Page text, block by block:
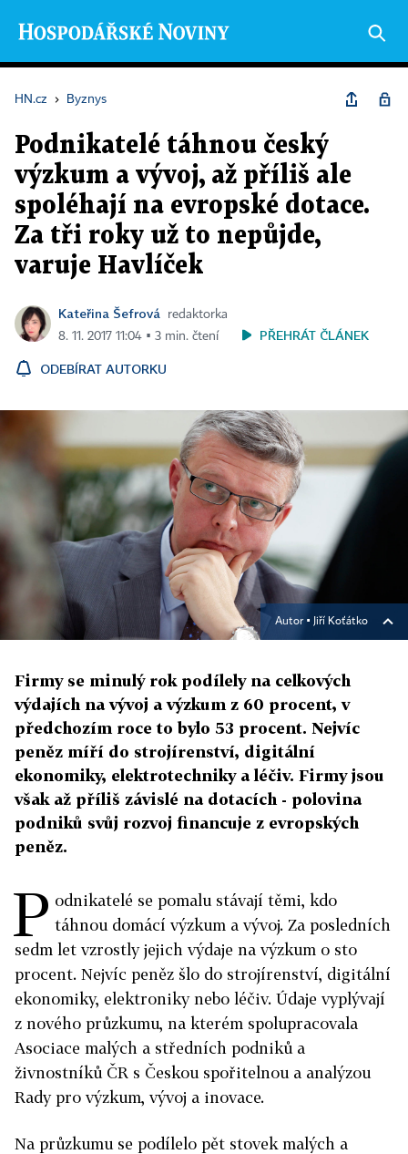
HN.cz › Byznys
Podnikatelé táhnou český
výzkum a vývoj, až příliš ale
spoléhají na evropské dotace.
Za tři roky už to nepůjde,
varuje Havlíček
Kateřina Šefrová
redaktorka
8. 11. 2017 11:04 ▪ 3 min. čtení
PŘEHRÁT ČLÁNEK
ODEBÍRAT AUTORKU
Autor ▪ Jiří Koťátko
Firmy se minulý rok podílely na celkových
výdajích na vývoj a výzkum z 60 procent, v
předchozím roce to bylo 53 procent. Nejvíc
peněz míří do strojírenství, digitální
ekonomiky, elektrotechniky a léčiv. Firmy jsou
však až příliš závislé na dotacích - polovina
podniků svůj rozvoj financuje z evropských
peněz.
P odnikatelé se pomalu stávají těmi, kdo
táhnou domácí výzkum a vývoj. Za posledních
sedm let vzrostly jejich výdaje na výzkum o sto
procent. Nejvíc peněz šlo do strojírenství, digitální
ekonomiky, elektroniky nebo léčiv. Údaje vyplývají
z nového průzkumu, na kterém spolupracovala
Asociace malých a středních podniků a
živnostníků ČR s Českou spořitelnou a analýzou
Rady pro výzkum, vývoj a inovace.
Na průzkumu se podílelo pět stovek malých a